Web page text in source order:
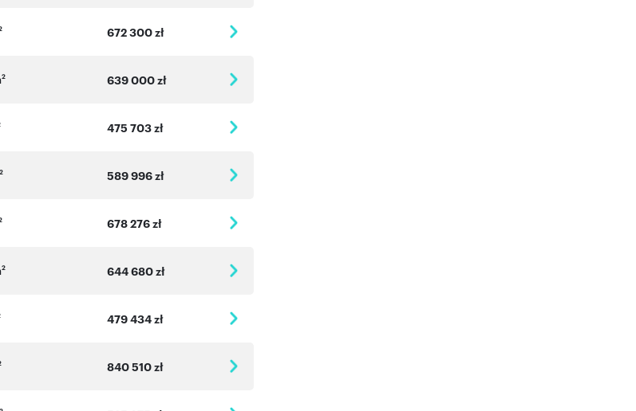
672 300 zł
2 639 000 zł
475 703 zł
2 589 996 zł
678 276 zł
2 644 680 zł
479 434 zł
840 510 zł